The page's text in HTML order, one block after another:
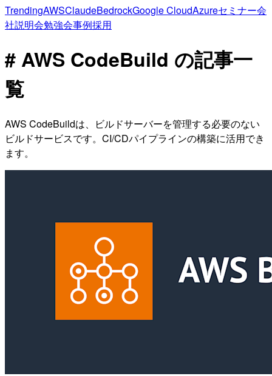
TrendingAWSClaudeBedrockGoogle CloudAzureセミナー会
社説明会勉強会事例採用
# AWS CodeBuild の記事一
覧
AWS CodeBuildは、ビルドサーバーを管理する必要のない
ビルドサービスです。CI/CDパイプラインの構築に活用でき
ます。